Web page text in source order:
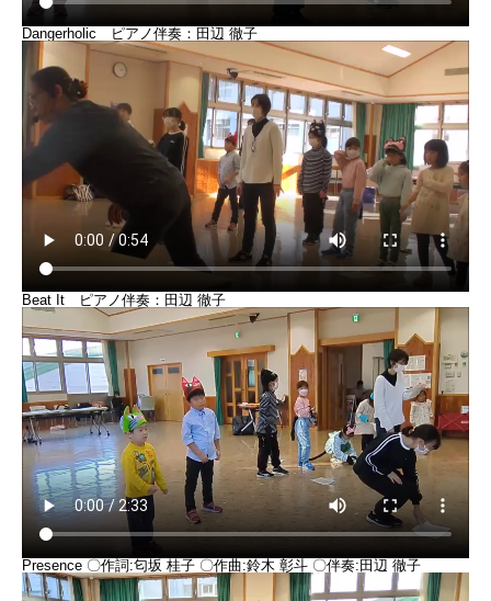
Dangerholic ピアノ伴奏：田辺 徹子
Beat It ピアノ伴奏：田辺 徹子
Presence 〇作詞:匂坂 桂子 〇作曲:鈴木 彰斗 〇伴奏:田辺 徹子